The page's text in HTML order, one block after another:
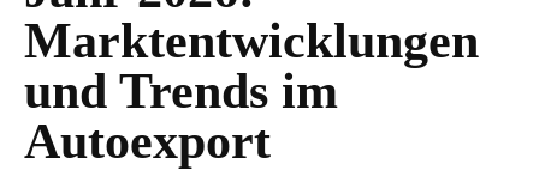
Marktentwicklungen
und Trends im
Autoexport